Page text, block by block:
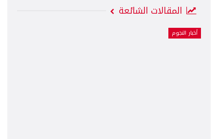
المقالات الشائعة
أخبار النجوم